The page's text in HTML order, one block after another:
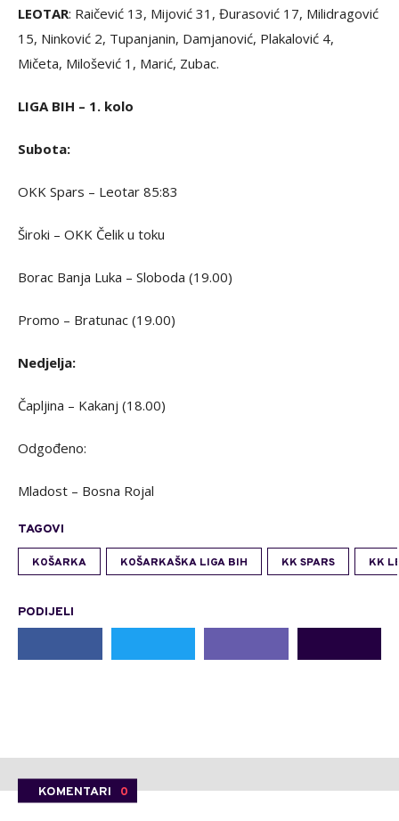
LEOTAR: Raičević 13, Mijović 31, Đurasović 17, Milidragović
15, Ninković 2, Tupanjanin, Damjanović, Plakalović 4,
Mičeta, Milošević 1, Marić, Zubac.
LIGA BIH – 1. kolo
Subota:
OKK Spars – Leotar 85:83
Široki – OKK Čelik u toku
Borac Banja Luka – Sloboda (19.00)
Promo – Bratunac (19.00)
Nedjelja:
Čapljina – Kakanj (18.00)
Odgođeno:
Mladost – Bosna Rojal
TAGOVI
KOŠARKA KOŠARKAŠKA LIGA BIH KK SPARS KK
PODIJELI
KOMENTARI 0